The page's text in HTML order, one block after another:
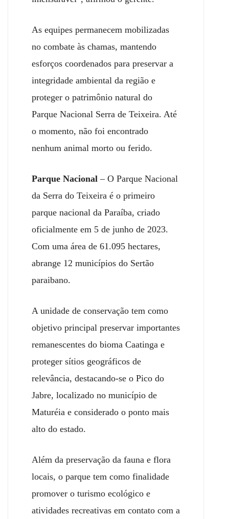
As equipes permanecem mobilizadas
no combate às chamas, mantendo
esforços coordenados para preservar a
integridade ambiental da região e
proteger o patrimônio natural do
Parque Nacional Serra de Teixeira. Até
o momento, não foi encontrado
nenhum animal morto ou ferido.
Parque Nacional– O Parque Nacional
da Serra do Teixeira é o primeiro
parque nacional da Paraíba, criado
oficialmente em 5 de junho de 2023.
Com uma área de 61.095 hectares,
abrange 12 municípios do Sertão
paraibano.
A unidade de conservação tem como
objetivo principal preservar importantes
remanescentes do bioma Caatinga e
proteger sítios geográficos de
relevância, destacando-se o Pico do
Jabre, localizado no município de
Maturéia e considerado o ponto mais
alto do estado.
Além da preservação da fauna e flora
locais, o parque tem como finalidade
promover o turismo ecológico e
atividades recreativas em contato com a